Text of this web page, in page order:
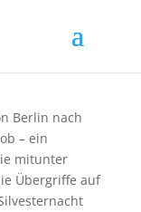
Berlin nach
– ein
mitunter
Übergriffe auf